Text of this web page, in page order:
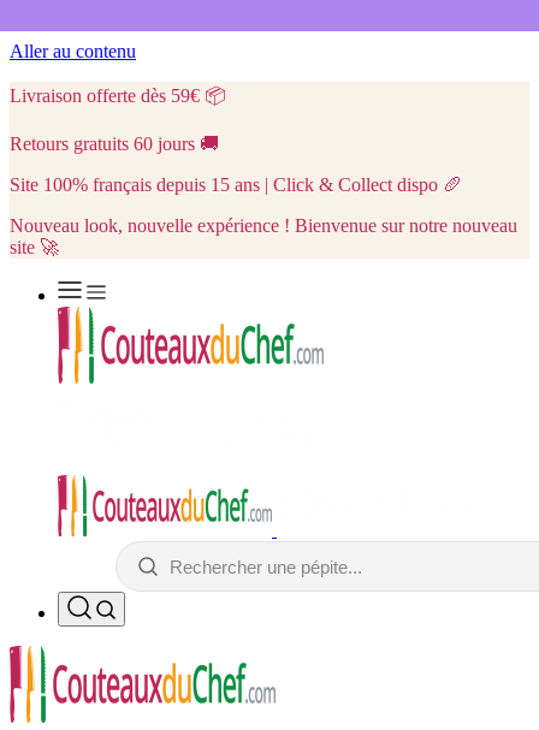
Aller au contenu
Livraison offerte dès 59€ 📦
Retours gratuits 60 jours 🚚
Site 100% français depuis 15 ans | Click & Collect dispo 🥖
Nouveau look, nouvelle expérience ! Bienvenue sur notre nouveau
site 🚀